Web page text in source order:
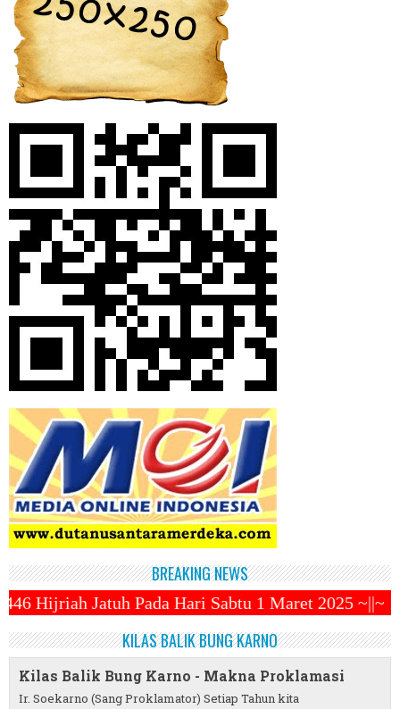
BREAKING NEWS
Hari Sabtu 1 Maret 2025 ~||~ 1 Syawal Jatuh
KILAS BALIK BUNG KARNO
Kilas Balik Bung Karno - Makna Proklamasi
Ir. Soekarno (Sang Proklamator) Setiap Tahun kita